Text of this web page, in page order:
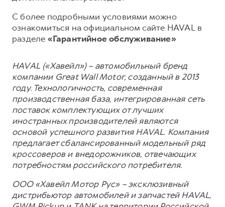
С более подробными условиями можно
ознакомиться на официальном сайте HAVAL в
разделе «Гарантийное обслуживание»
HAVAL («Хавейл») – автомобильный бренд
компании Great Wall Motor, созданный в 2013
году. Технологичность, современная
производственная база, интегрированная сеть
поставок комплектующих от лучших
иностранных производителей являются
основой успешного развития HAVAL. Компания
предлагает сбалансированный модельный ряд
кроссоверов и внедорожников, отвечающих
потребностям российского потребителя.
ООО «Хавейл Мотор Рус» – эксклюзивный
дистрибьютор автомобилей и запчастей HAVAL,